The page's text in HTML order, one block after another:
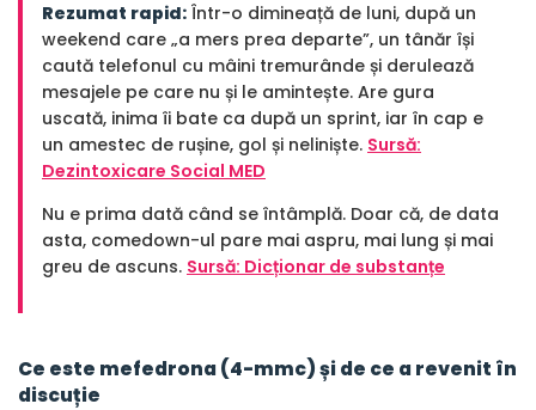
Rezumat rapid: Într-o dimineață de luni, după un
weekend care „a mers prea departe”, un tânăr își
caută telefonul cu mâini tremurânde și derulează
mesajele pe care nu și le amintește. Are gura
uscată, inima îi bate ca după un sprint, iar în cap e
un amestec de rușine, gol și neliniște. Sursă:
Dezintoxicare Social MED
Nu e prima dată când se întâmplă. Doar că, de data
asta, comedown-ul pare mai aspru, mai lung și mai
greu de ascuns. Sursă: Dicționar de substanțe
Ce este mefedrona (4-mmc) și de ce a revenit în
discuție